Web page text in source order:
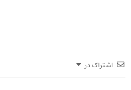
اشتراک در